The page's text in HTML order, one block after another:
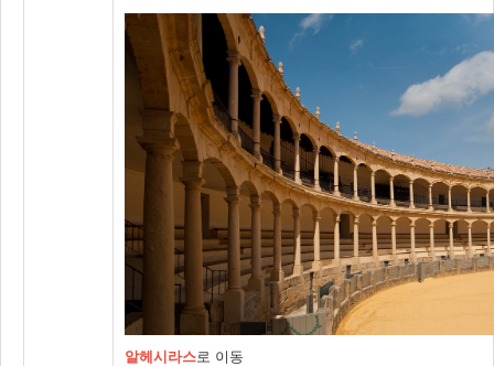
알헤시라스로 이동